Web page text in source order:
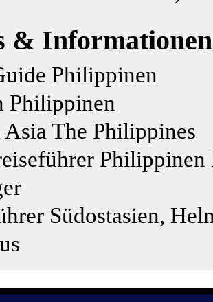
& Informationen
Philippinen
Philippinen
The Philippines
Südostasien,